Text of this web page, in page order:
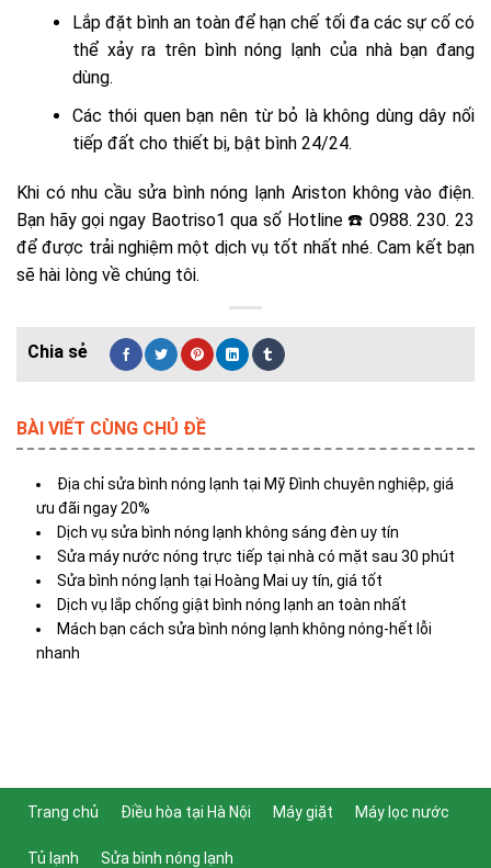
Lắp đặt bình an toàn để hạn chế tối đa các sự cố có
thể xảy ra trên bình nóng lạnh của nhà bạn đang
dùng.
Các thói quen bạn nên từ bỏ là không dùng dây nối
tiếp đất cho thiết bị, bật bình 24/24.
Khi có nhu cầu sửa bình nóng lạnh Ariston không vào điện.
Bạn hãy gọi ngay Baotriso1 qua số Hotline ☎️ 0988. 230. 23
để được trải nghiệm một dịch vụ tốt nhất nhé. Cam kết bạn
sẽ hài lòng về chúng tôi.
BÀI VIẾT CÙNG CHỦ ĐỀ
Địa chỉ sửa bình nóng lạnh tại Mỹ Đình chuyên nghiệp, giá
ưu đãi ngay 20%
Dịch vụ sửa bình nóng lạnh không sáng đèn uy tín
Sửa máy nước nóng trực tiếp tại nhà có mặt sau 30 phút
Sửa bình nóng lạnh tại Hoàng Mai uy tín, giá tốt
Dịch vụ lắp chống giật bình nóng lạnh an toàn nhất
Mách bạn cách sửa bình nóng lạnh không nóng-hết lỗi
nhanh
Trang chủ Điều hòa tại Hà Nội Máy giặt Máy lọc nước
Tủ lạnh Sửa bình nóng lạnh